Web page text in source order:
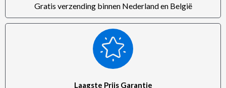
Gratis verzending binnen Nederland en België
Laagste Prijs Garantie